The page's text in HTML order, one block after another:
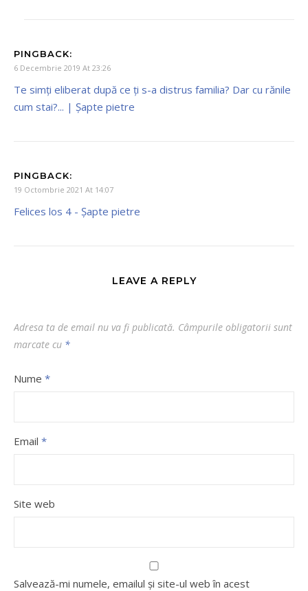
PINGBACK:
6 Decembrie 2019 At 23:26
Te simți eliberat după ce ți s-a distrus familia? Dar cu rănile
cum stai?... | Şapte pietre
PINGBACK:
19 Octombrie 2021 At 14:07
Felices los 4 - Şapte pietre
LEAVE A REPLY
Adresa ta de email nu va fi publicată. Câmpurile obligatorii sunt
marcate cu *
Nume *
Email *
Site web
Salvează-mi numele, emailul și site-ul web în acest